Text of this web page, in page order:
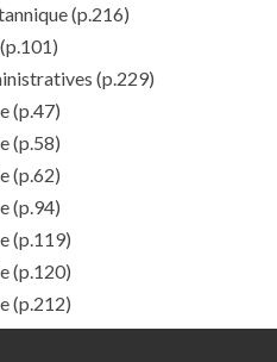
(p.216)
(p.101)
(p.229)
(p.47)
(p.58)
(p.62)
(p.94)
(p.119)
(p.120)
(p.212)
(p.256)